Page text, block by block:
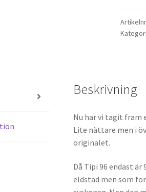
Beskrivning
Nu har vi tagit fram
Lite nättare men i
originalet.
Då Tipi 96 endast
eldstad men som